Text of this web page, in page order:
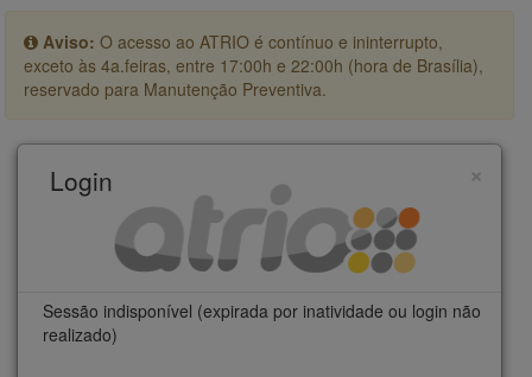
Aviso: O acesso ao ATRIO é contínuo e ininterrupto,
exceto às 4a.feiras, entre 17:00h e 22:00h (hora de Brasília),
reservado para Manutenção Preventiva.
×
Login
Sessão indisponível (expirada por inatividade ou login não
realizado)